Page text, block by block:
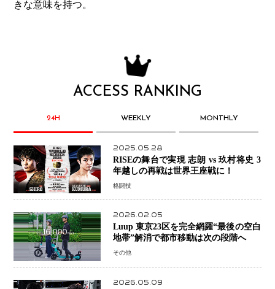
きな意味を持つ。
ACCESS RANKING
24H WEEKLY MONTHLY
2025.05.28
RISEの舞台で実現 志朗 vs 玖村将史 3
年越しの再戦は世界王座戦に！
格闘技
2026.02.05
Luup 東京23区を完全網羅“最後の空白
地帯”解消で都市移動は次の段階へ
その他
2026.05.09